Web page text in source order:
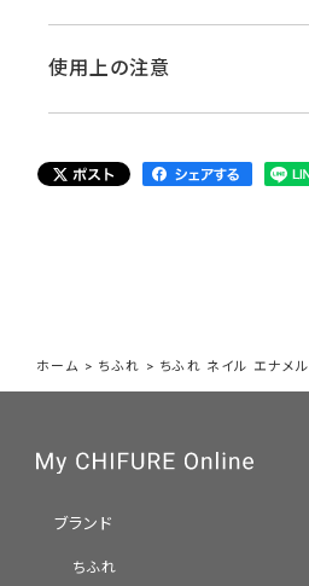
使用上の注意
ホーム > ちふれ > ちふれ ネイル エナメル
ブランド
ちふれ